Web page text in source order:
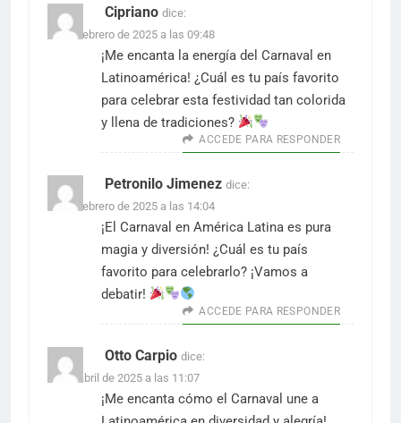
Cipriano dice:
12 de febrero de 2025 a las 09:48
¡Me encanta la energía del Carnaval en
Latinoamérica! ¿Cuál es tu país favorito
para celebrar esta festividad tan colorida
y llena de tradiciones?
ACCEDE PARA RESPONDER
Petronilo Jimenez dice:
23 de febrero de 2025 a las 14:04
¡El Carnaval en América Latina es pura
magia y diversión! ¿Cuál es tu país
favorito para celebrarlo? ¡Vamos a
debatir!
ACCEDE PARA RESPONDER
Otto Carpio dice:
21 de abril de 2025 a las 11:07
¡Me encanta cómo el Carnaval une a